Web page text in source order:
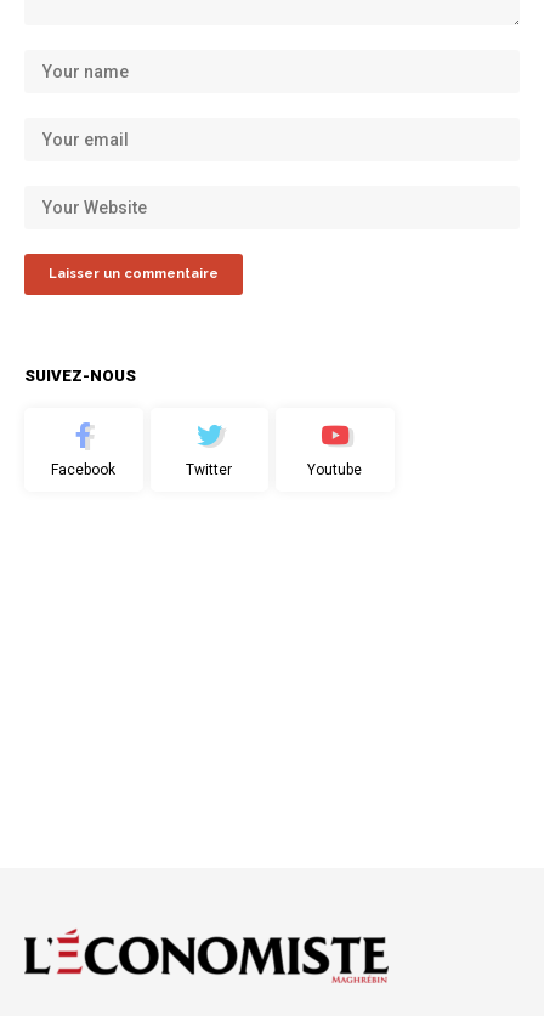
SUIVEZ-NOUS
Facebook Twitter Youtube